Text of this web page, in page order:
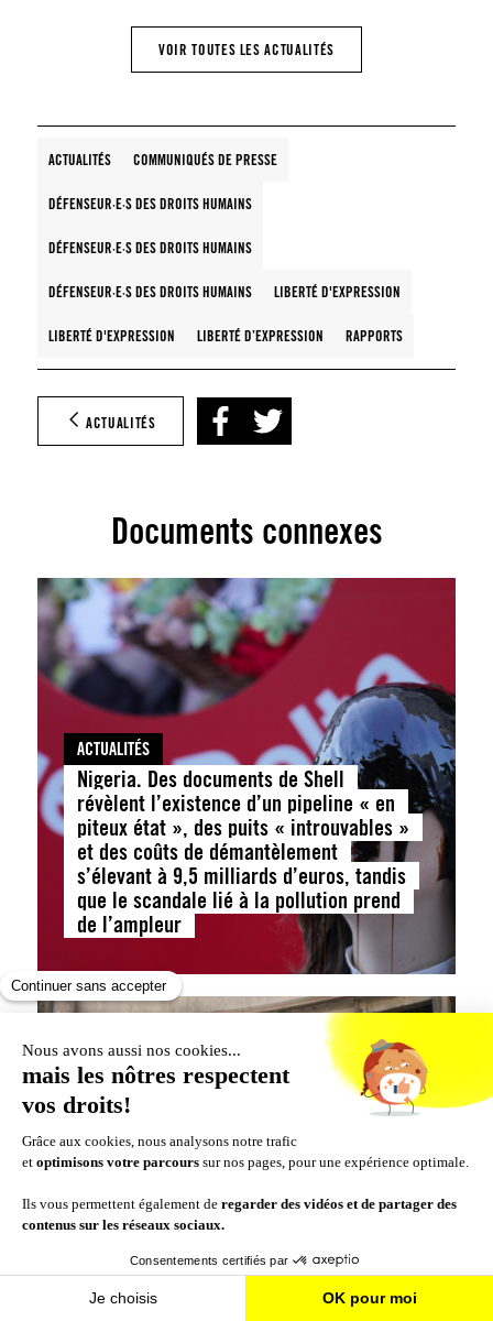
VOIR TOUTES LES ACTUALITÉS
ACTUALITÉS COMMUNIQUÉS DE PRESSE
DÉFENSEUR·E·S DES DROITS HUMAINS
DÉFENSEUR·E·S DES DROITS HUMAINS
DÉFENSEUR·E·S DES DROITS HUMAINS LIBERTÉ D'EXPRESSION
LIBERTÉ D'EXPRESSION LIBERTÉ D’EXPRESSION RAPPORTS
ACTUALITÉS
Documents connexes
ACTUALITÉS
Nigeria. Des documents de Shell
révèlent l’existence d’un pipeline « en
piteux état », des puits « introuvables »
et des coûts de démantèlement
s’élevant à 9,5 milliards d’euros, tandis
que le scandale lié à la pollution prend
de l’ampleur
Inde. La poursuite des exportations
d’armes vers Israël entraîne un risque